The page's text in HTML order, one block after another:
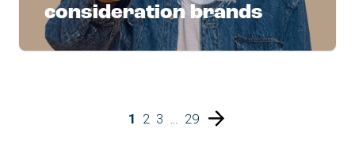
consideration brands
1 2 3 29